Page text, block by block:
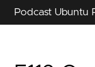
Podcast Ubuntu